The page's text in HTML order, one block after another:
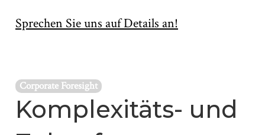
Sprechen Sie uns auf Details an!
Corporate Foresight
Komplexitäts- und